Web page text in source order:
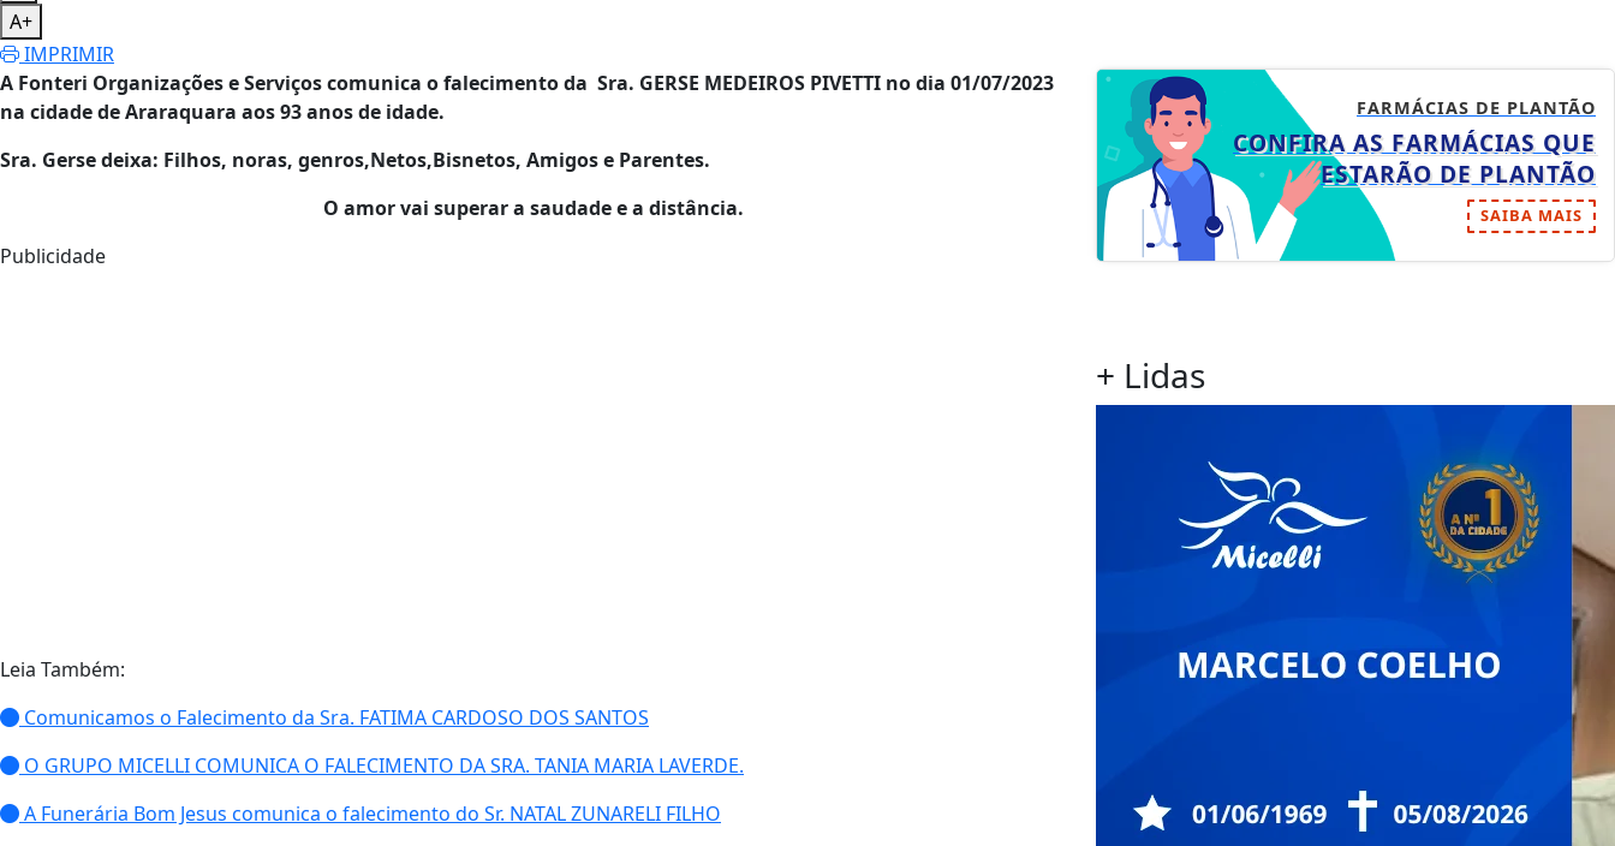
A+
IMPRIMIR
A Fonteri Organizações e Serviços comunica o falecimento da Sra. GERSE MEDEIROS PIVETTI no dia 01/07/2023
na cidade de Araraquara aos 93 anos de idade.
Sra. Gerse deixa: Filhos, noras, genros,Netos,Bisnetos, Amigos e Parentes.
O amor vai superar a saudade e a distância.
Publicidade
Leia Também:
Comunicamos o Falecimento da Sra. FATIMA CARDOSO DOS SANTOS
O GRUPO MICELLI COMUNICA O FALECIMENTO DA SRA. TANIA MARIA LAVERDE.
A Funerária Bom Jesus comunica o falecimento do Sr. NATAL ZUNARELI FILHO
FARMÁCIAS DE PLANTÃO
CONFIRA AS FARMÁCIAS QUE
ESTARÃO DE PLANTÃO
SAIBA MAIS
+ Lidas